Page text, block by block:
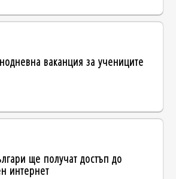
ваканция за учениците
ще получат достъп до
интернет